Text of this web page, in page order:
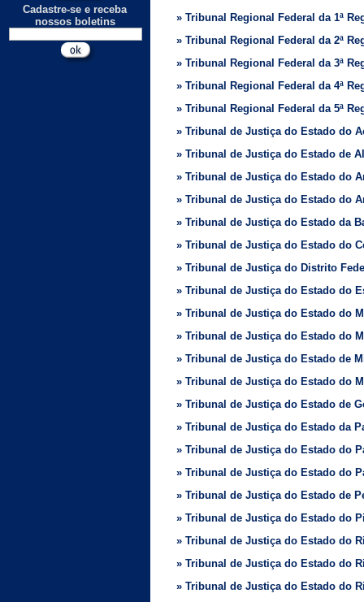
Cadastre-se e receba
nossos boletins
» Tribunal Regional Federal da 1ª
» Tribunal Regional Federal da 2ª
» Tribunal Regional Federal da 3ª
» Tribunal Regional Federal da 4ª
» Tribunal Regional Federal da 5ª
» Tribunal de Justiça do Estado do
» Tribunal de Justiça do Estado de
» Tribunal de Justiça do Estado do
» Tribunal de Justiça do Estado do
» Tribunal de Justiça do Estado da
» Tribunal de Justiça do Estado do
» Tribunal de Justiça do Distrito
» Tribunal de Justiça do Estado do
» Tribunal de Justiça do Estado do
» Tribunal de Justiça do Estado do
» Tribunal de Justiça do Estado de
» Tribunal de Justiça do Estado do
» Tribunal de Justiça do Estado de
» Tribunal de Justiça do Estado da
» Tribunal de Justiça do Estado do
» Tribunal de Justiça do Estado do
» Tribunal de Justiça do Estado de
» Tribunal de Justiça do Estado do
» Tribunal de Justiça do Estado do
» Tribunal de Justiça do Estado do
» Tribunal de Justiça do Estado do